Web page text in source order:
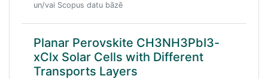
un/vai Scopus datu bāzē
Planar Perovskite CH3NH3PbI3-
xClx Solar Cells with Different
Transports Layers